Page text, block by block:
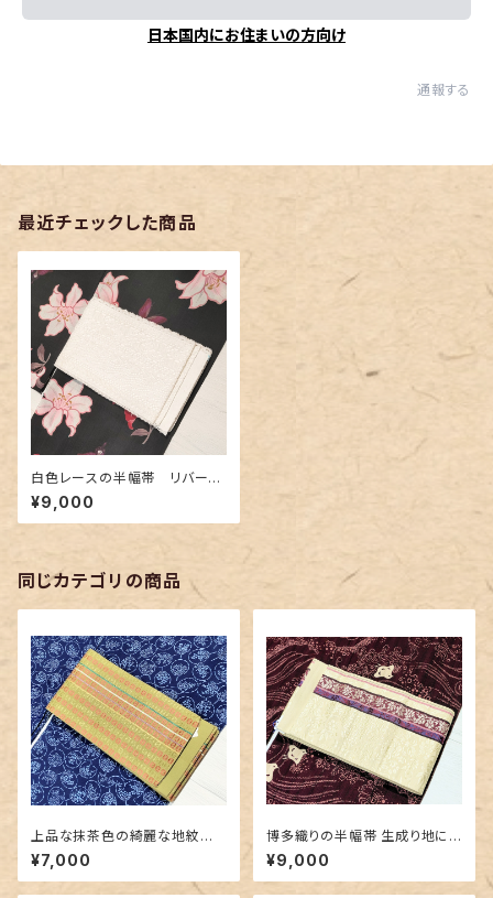
日本国内にお住まいの方向け
通報する
最近チェックした商品
白色レースの半幅帯 リバーシ
ブル
¥9,000
同じカテゴリの商品
上品な抹茶色の綺麗な地紋
博多織り半幅帯
¥7,000
博多織りの半幅帯 生成り地に
豪華な地紋＆赤紫色
¥9,000